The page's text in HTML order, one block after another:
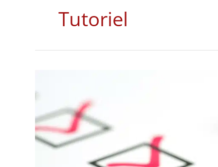
Tutoriel
SEO
indispensable
pour
bien
démarrer